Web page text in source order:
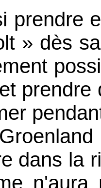
prendre
» dès
dans la